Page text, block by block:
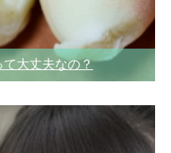
大丈夫なの？